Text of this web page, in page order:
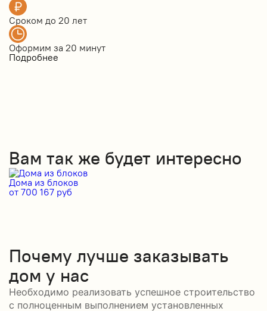
Сроком до 20 лет
Оформим за 20 минут
Подробнее
Вам так же будет интересно
Дома из блоков
от 700 167 руб
Почему лучше заказывать
дом у нас
Необходимо реализовать успешное строительство
с полноценным выполнением установленных